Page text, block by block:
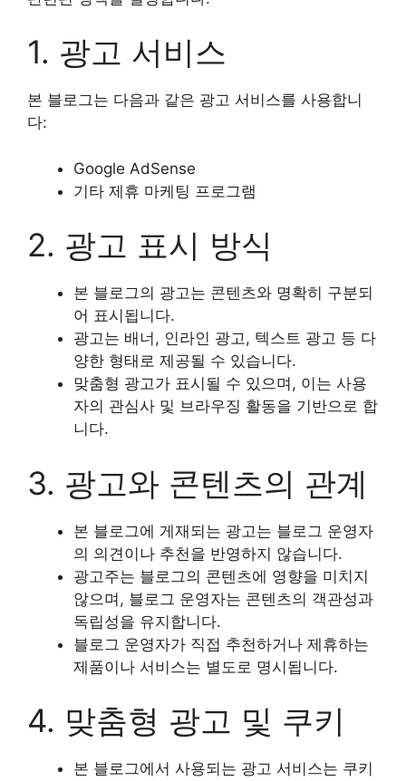
1. 광고 서비스
본 블로그는 다음과 같은 광고 서비스를 사용합니
다:
Google AdSense
기타 제휴 마케팅 프로그램
2. 광고 표시 방식
본 블로그의 광고는 콘텐츠와 명확히 구분되
어 표시됩니다.
광고는 배너, 인라인 광고, 텍스트 광고 등 다
양한 형태로 제공될 수 있습니다.
맞춤형 광고가 표시될 수 있으며, 이는 사용
자의 관심사 및 브라우징 활동을 기반으로 합
니다.
3. 광고와 콘텐츠의 관계
본 블로그에 게재되는 광고는 블로그 운영자
의 의견이나 추천을 반영하지 않습니다.
광고주는 블로그의 콘텐츠에 영향을 미치지
않으며, 블로그 운영자는 콘텐츠의 객관성과
독립성을 유지합니다.
블로그 운영자가 직접 추천하거나 제휴하는
제품이나 서비스는 별도로 명시됩니다.
4. 맞춤형 광고 및 쿠키
본 블로그에서 사용되는 광고 서비스는 쿠키